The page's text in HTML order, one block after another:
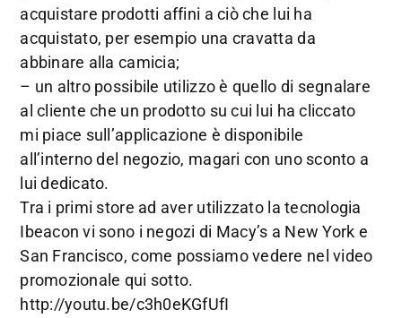
acquistare prodotti affini a ciò che lui ha
acquistato, per esempio una cravatta da
abbinare alla camicia;
– un altro possibile utilizzo è quello di segnalare
al cliente che un prodotto su cui lui ha cliccato
mi piace sull’applicazione è disponibile
all’interno del negozio, magari con uno sconto a
lui dedicato.
Tra i primi store ad aver utilizzato la tecnologia
Ibeacon vi sono i negozi di Macy’s a New York e
San Francisco, come possiamo vedere nel video
promozionale qui sotto.
http://youtu.be/c3h0eKGfUfI